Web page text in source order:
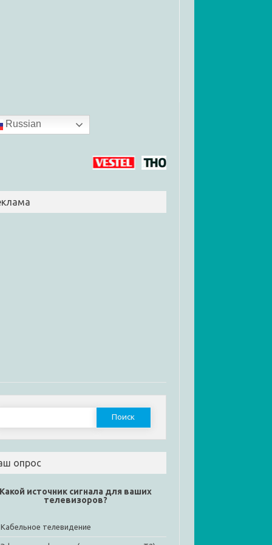
Russian
опрос
Какой источник сигнала для ваших
телевизоров?
Кабельное телевидение